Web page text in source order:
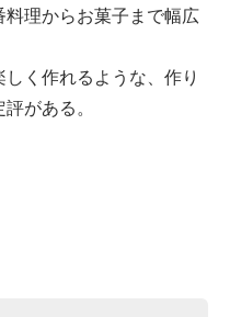
理からお菓子まで幅広
く作れるような、作り
がある。